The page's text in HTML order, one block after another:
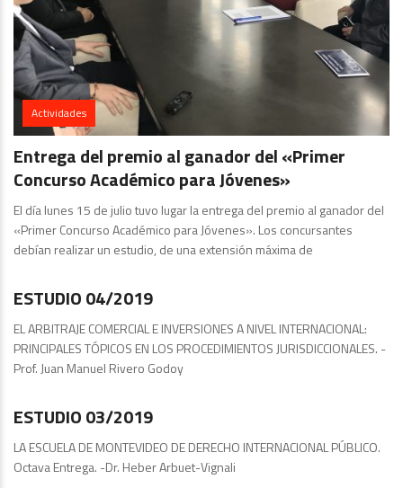
Actividades
Entrega del premio al ganador del «Primer
Concurso Académico para Jóvenes»
El día lunes 15 de julio tuvo lugar la entrega del premio al ganador del
«Primer Concurso Académico para Jóvenes». Los concursantes
debían realizar un estudio, de una extensión máxima de
Publicaciones
ESTUDIO 04/2019
EL ARBITRAJE COMERCIAL E INVERSIONES A NIVEL INTERNACIONAL:
PRINCIPALES TÓPICOS EN LOS PROCEDIMIENTOS JURISDICCIONALES. -
Prof. Juan Manuel Rivero Godoy
Publicaciones
ESTUDIO 03/2019
LA ESCUELA DE MONTEVIDEO DE DERECHO INTERNACIONAL PÚBLICO.
Octava Entrega. -Dr. Heber Arbuet-Vignali